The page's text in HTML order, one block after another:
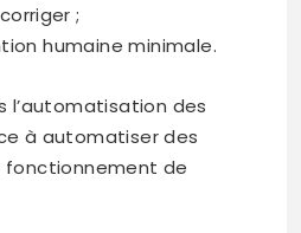
;
humaine minimale.
l’automatisation des
à automatiser des
fonctionnement de